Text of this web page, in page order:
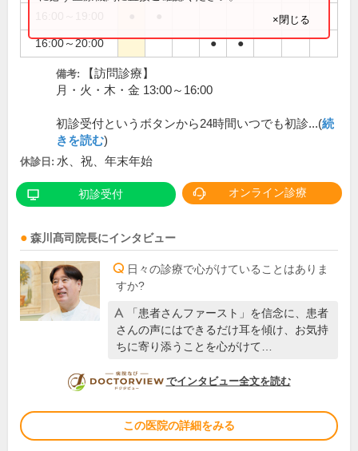
16:00～20:00 ● ●
×閉じる
備考:
【訪問診療】
月・火・木・金 13:00～16:00
初診受付というボタンから24時間いつでも初診...(続
きを読む)
休診日: 水、祝、年末年始
初診受付 オンライン診療
森川髙司 院長にインタビュー
日々の診療で心がけていることはありま
すか?
「患者さんファースト」を信念に、患者
さんの声にはできるだけ耳を傾け、お気持
ちに寄り添うことを心がけて…
DOCTORVIEW
でインタビュー全文を読む
この医院の詳細をみる